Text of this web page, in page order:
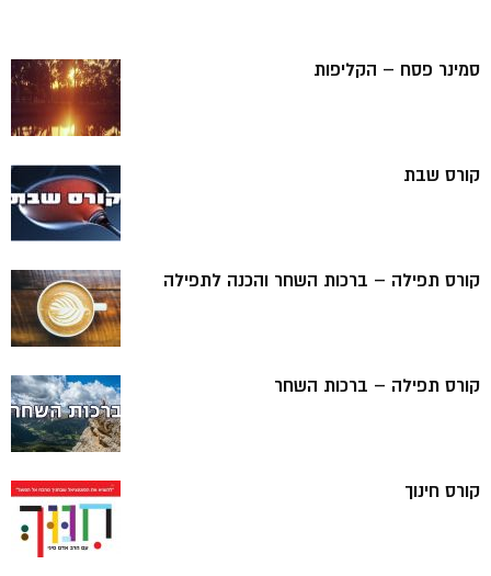
סמינר פסח – הקליפות
קורס שבת
קורס תפילה – ברכות השחר והכנה לתפילה
קורס תפילה – ברכות השחר
קורס חינוך